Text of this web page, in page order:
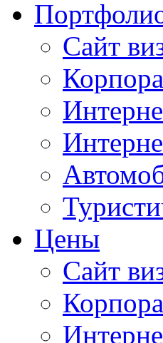
Сайт
Цены
Сайт